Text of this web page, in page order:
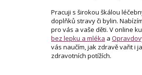
Pracuji s širokou škálou
doplňků stravy či bylin.
pro vás a vaše děti. V online
bez lepku a mléka a
vás naučím, jak zdravě vařit i
zdravotních potížích.